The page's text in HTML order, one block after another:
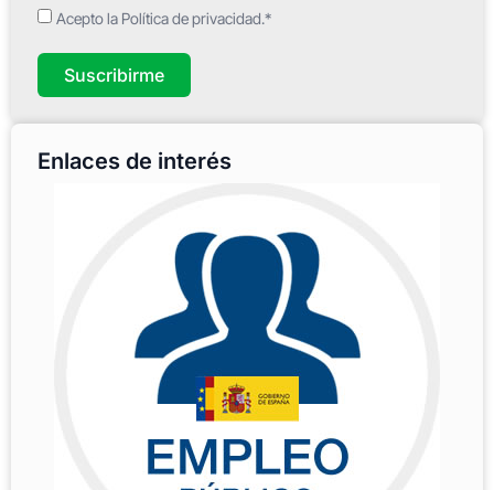
Acepto la Política de privacidad.*
Suscribirme
Enlaces de interés